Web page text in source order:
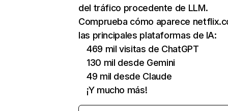
del tráfico procedente de LLM.
Comprueba cómo aparece
las principales plataformas de IA:
469 mil visitas de ChatGPT
130 mil desde Gemini
49 mil desde Claude
¡Y mucho más!